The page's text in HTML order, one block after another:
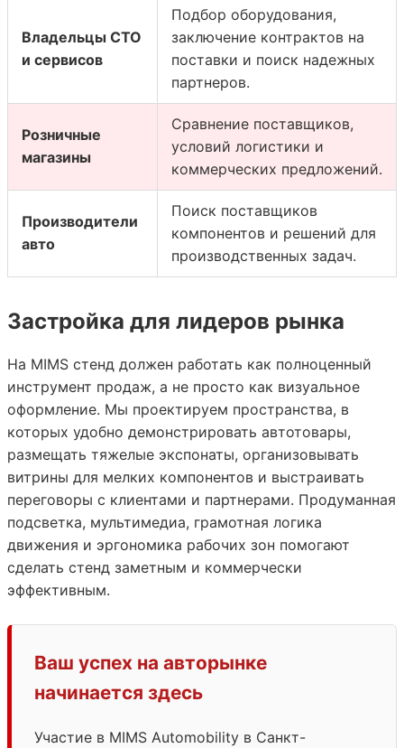
Владельцы СТО
и сервисов
Подбор оборудования,
заключение контрактов на
поставки и поиск надежных
партнеров.
Розничные
магазины
Сравнение поставщиков,
условий логистики и
коммерческих предложений.
Производители
авто
Поиск поставщиков
компонентов и решений для
производственных задач.
Застройка для лидеров рынка
На MIMS стенд должен работать как полноценный
инструмент продаж, а не просто как визуальное
оформление. Мы проектируем пространства, в
которых удобно демонстрировать автотовары,
размещать тяжелые экспонаты, организовывать
витрины для мелких компонентов и выстраивать
переговоры с клиентами и партнерами. Продуманная
подсветка, мультимедиа, грамотная логика
движения и эргономика рабочих зон помогают
сделать стенд заметным и коммерчески
эффективным.
Ваш успех на авторынке
начинается здесь
Участие в MIMS Automobility в Санкт-